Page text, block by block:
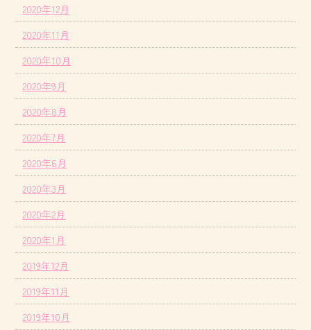
2020年12月
2020年11月
2020年10月
2020年9月
2020年8月
2020年7月
2020年6月
2020年3月
2020年2月
2020年1月
2019年12月
2019年11月
2019年10月